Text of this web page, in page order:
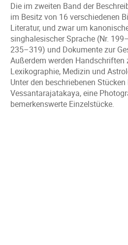
Die im zweiten Band der
im Besitz von 16 verschiedenen
Literatur, und zwar um
singhalesischer Sprache (Nr.
235–319) und Dokumente zur
Außerdem werden
Lexikographie, Medizin und
Unter den beschriebenen
Vessantarajatakaya, eine
bemerkenswerte Einzelstücke.